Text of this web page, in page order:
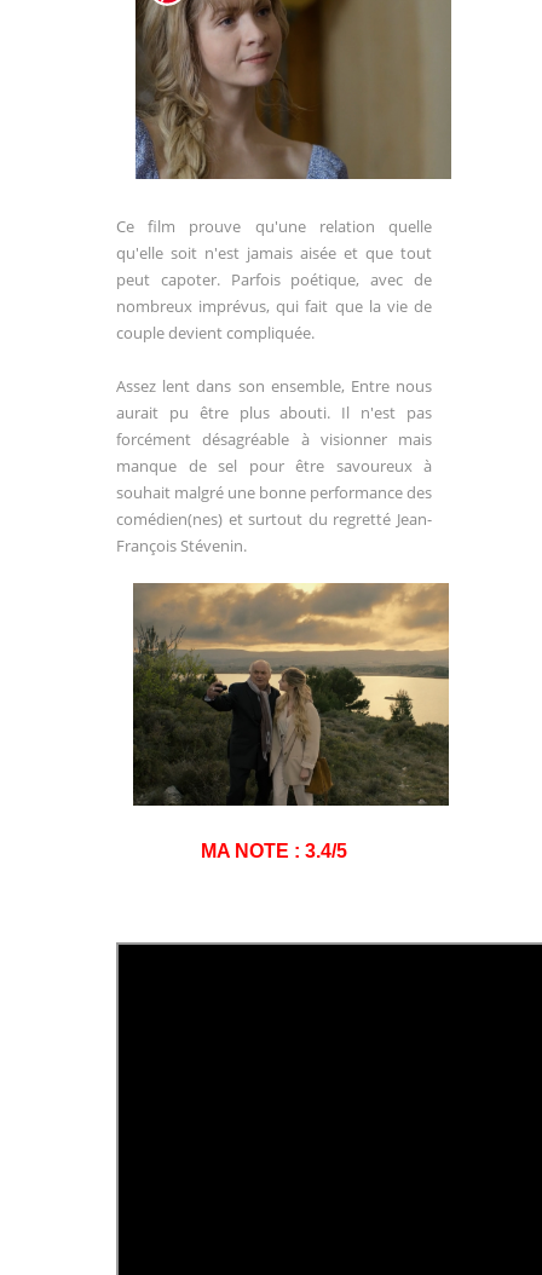
Ce film prouve qu'une relation quelle
qu'elle soit n'est jamais aisée et que tout
peut capoter. Parfois poétique, avec de
nombreux imprévus, qui fait que la vie de
couple devient compliquée.
Assez lent dans son ensemble, Entre nous
aurait pu être plus abouti. Il n'est pas
forcément désagréable à visionner mais
manque de sel pour être savoureux à
souhait malgré une bonne performance des
comédien(nes) et surtout du regretté Jean-
François Stévenin.
MA NOTE : 3.4/5